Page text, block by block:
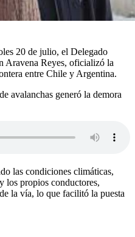
20 de julio, el Delegado
Aravena Reyes, oficializó la
entre Chile y Argentina.
avalanchas generó la demora
las condiciones climáticas,
los propios conductores,
la vía, lo que facilitó la puesta